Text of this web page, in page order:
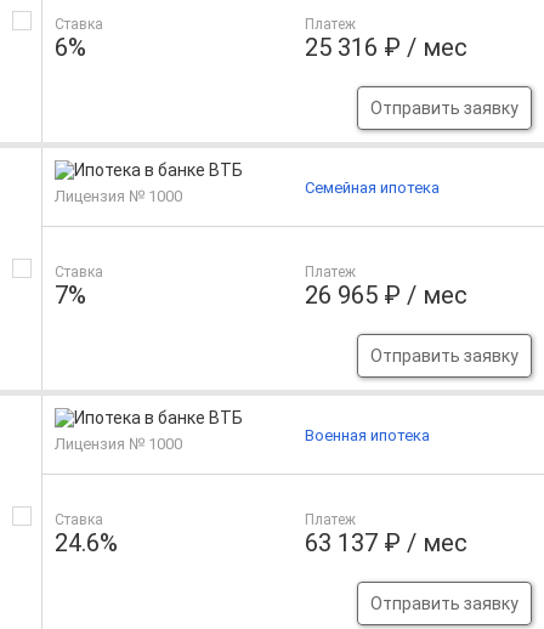
Ставка
6%
Платеж
25 316 ₽ / мес
Отправить заявку
Лицензия № 1000
Ставка
7%
Платеж
26 965 ₽ / мес
Отправить заявку
Семейная ипотека
Лицензия № 1000
Ставка
24.6%
Платеж
63 137 ₽ / мес
Отправить заявку
Военная ипотека